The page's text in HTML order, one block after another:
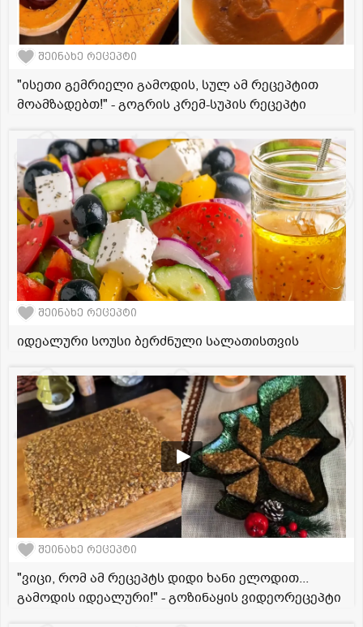
შეინახე რეცეპტი
"ისეთი გემრიელი გამოდის, სულ ამ რეცეპტით
მოამზადებთ!" - გოგრის კრემ-სუპის რეცეპტი
შეინახე რეცეპტი
იდეალური სოუსი ბერძნული სალათისთვის
შეინახე რეცეპტი
"ვიცი, რომ ამ რეცეპტს დიდი ხანი ელოდით...
გამოდის იდეალური!" - გოზინაყის ვიდეორეცეპტი